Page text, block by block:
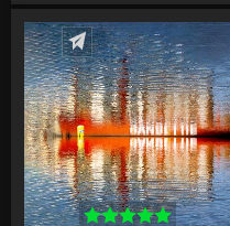
Écrire un commentaire